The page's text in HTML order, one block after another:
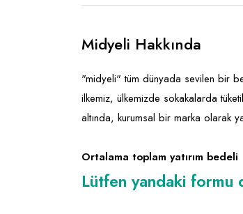
Midyeli Hakkında
"midyeli" tüm dünyada sevilen bir
ilkemiz, ülkemizde sokakalarda
altında, kurumsal bir marka olarak
Ortalama toplam yatırım bedeli
Lütfen yandaki formu